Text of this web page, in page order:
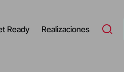
Ready Realizaciones